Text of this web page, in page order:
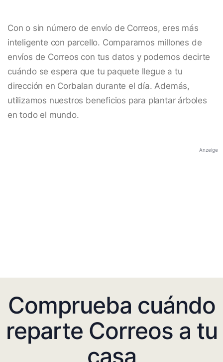
Con o sin número de envío de Correos, eres más
inteligente con parcello. Comparamos millones de
envíos de Correos con tus datos y podemos decirte
cuándo se espera que tu paquete llegue a tu
dirección en Corbalan durante el día. Además,
utilizamos nuestros beneficios para plantar árboles
en todo el mundo.
Anzeige
Comprueba cuándo
reparte Correos a tu
casa